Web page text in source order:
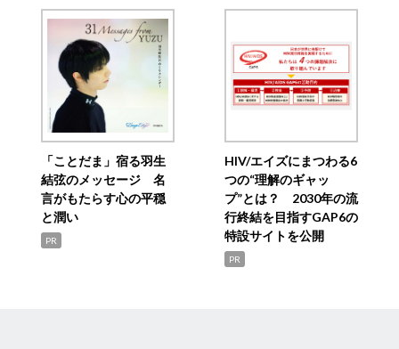
「ことだま」宿る羽生
結弦のメッセージ 名
言がもたらす心の平穏
と潤い
PR
HIV/エイズにまつわる6
つの“理解のギャッ
プ”とは？ 2030年の流
行終結を目指すGAP6の
特設サイトを公開
PR